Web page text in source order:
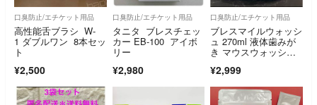
口臭防止/エチケット用品
高性能舌ブラシ W-
1 ダブルワン 8本セッ
ト
¥2,500
口臭防止/エチケット用品
タニタ ブレスチェッ
カー EB-100 アイボ
リー
¥2,980
口臭防止/エチケット用品
ブレスマイルウォッシ
ュ 270ml 液体歯みが
き マウスウォッシ
¥2,999